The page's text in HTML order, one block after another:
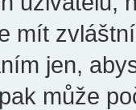
mít
jen,
může